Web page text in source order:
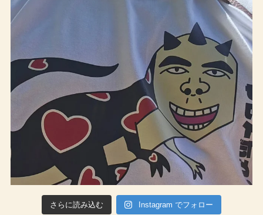
さらに読み込む Instagram でフォロー